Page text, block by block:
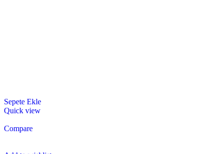
Sepete Ekle
Quick view
Compare